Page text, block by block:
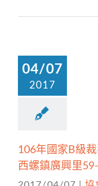
04/07
2017
106年國家B級
西螺鎮廣興里